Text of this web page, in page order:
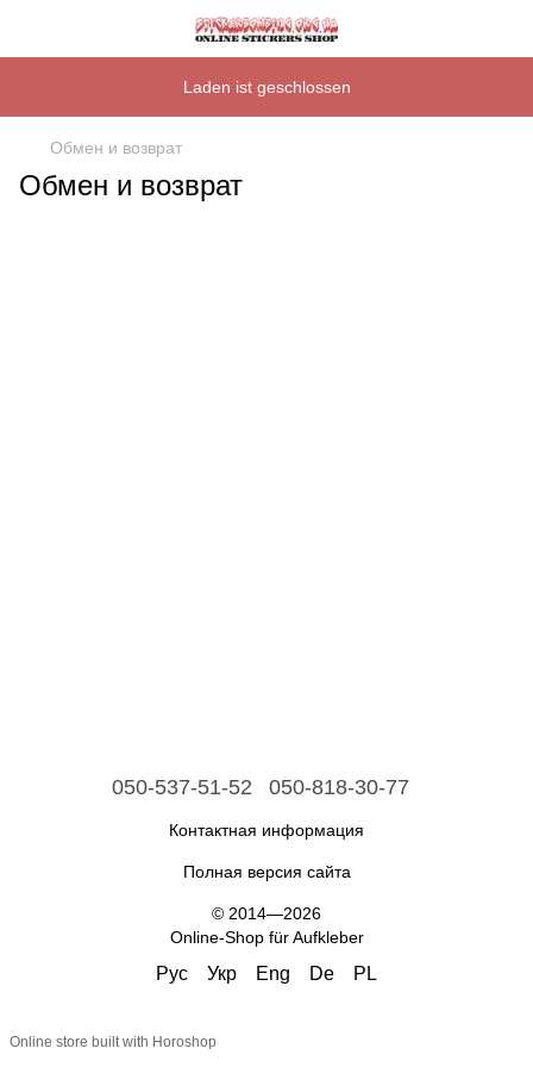
Laden ist geschlossen
Обмен и возврат
Обмен и возврат
050-537-51-52 050-818-30-77
Контактная информация
Полная версия сайта
© 2014—2026
Online-Shop für Aufkleber
Рус Укр Eng De PL
Online store built with Horoshop